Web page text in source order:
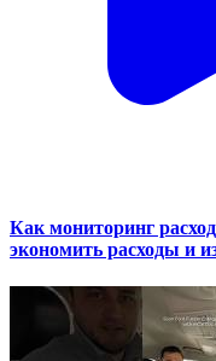
Как мониторинг
экономить расходы и